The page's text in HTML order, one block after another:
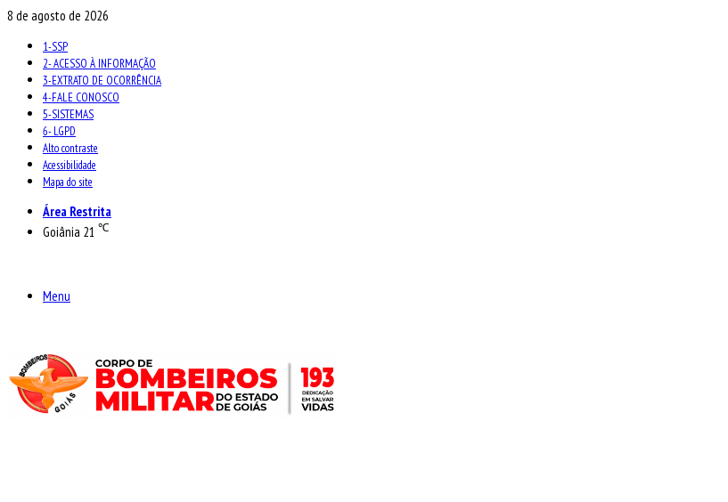
8 de agosto de 2026
1-SSP
2- ACESSO À INFORMAÇÃO
3-EXTRATO DE OCORRÊNCIA
4-FALE CONOSCO
5-SISTEMAS
6- LGPD
Alto contraste
Acessibilidade
Mapa do site
Área Restrita
Goiânia 21 ℃
Menu